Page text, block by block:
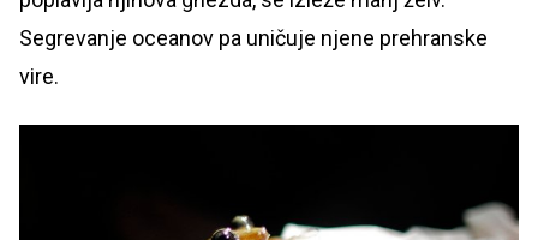
Segrevanje oceanov pa uničuje njene prehranske
vire.